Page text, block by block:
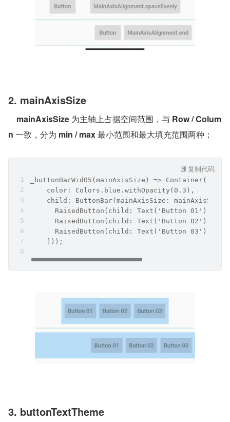
2. mainAxisSize
mainAxisSize 为主轴上占据空间范围，与 Row / Colum
n 一致，分为 min / max 最小范围和最大填充范围两种；
_buttonBarWid05(mainAxisSize) => Container(
    color: Colors.blue.withOpacity(0.3),
child: ButtonBar(mainAxisSize:
RaisedButton(child: Text('Button 01'),
RaisedButton(child: Text('Button 02'),
RaisedButton(child: Text('Button 03'),
    ]));
复制代码
3. buttonTextTheme